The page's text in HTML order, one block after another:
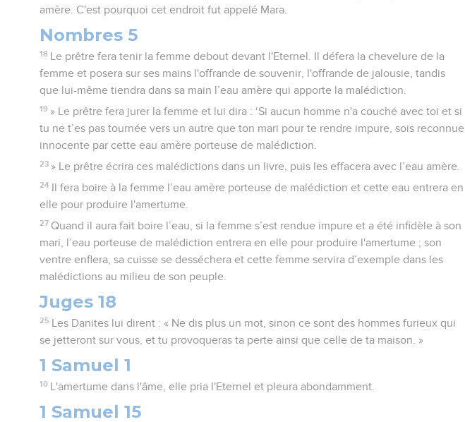
amère. C'est pourquoi cet endroit fut appelé Mara.
Nombres 5
18
Le prêtre fera tenir la femme debout devant l'Eternel. Il défera la chevelure de la
femme et posera sur ses mains l'offrande de souvenir, l'offrande de jalousie, tandis
que lui-même tiendra dans sa main l’eau amère qui apporte la malédiction.
19 » Le prêtre fera jurer la femme et lui dira : ‘Si aucun homme n'a couché avec toi et si
tu ne t’es pas tournée vers un autre que ton mari pour te rendre impure, sois reconnue
innocente par cette eau amère porteuse de malédiction.
23 » Le prêtre écrira ces malédictions dans un livre, puis les effacera avec l’eau amère.
24
Il fera boire à la femme l’eau amère porteuse de malédiction et cette eau entrera en
elle pour produire l'amertume.
27 Quand il aura fait boire l’eau, si la femme s’est rendue impure et a été infidèle à son
mari, l’eau porteuse de malédiction entrera en elle pour produire l'amertume ; son
ventre enflera, sa cuisse se desséchera et cette femme servira d’exemple dans les
malédictions au milieu de son peuple.
Juges 18
25
Les Danites lui dirent : « Ne dis plus un mot, sinon ce sont des hommes furieux qui
se jetteront sur vous, et tu provoqueras ta perte ainsi que celle de ta maison. »
1 Samuel 1
10 L'amertume dans l'âme, elle pria l'Eternel et pleura abondamment.
1 Samuel 15